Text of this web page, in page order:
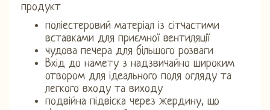
продукт
поліестеровий матеріал із сітчастими
вставками для приємної вентиляції
чудова печера для більшого розваги
Вхід до намету з надзвичайно широким
отвором для ідеального поля огляду та
легкого входу та виходу
подвійна підвіска через жердину, що